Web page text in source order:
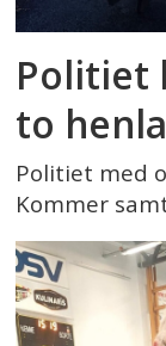
Politiet
to
Politiet med
Kommer